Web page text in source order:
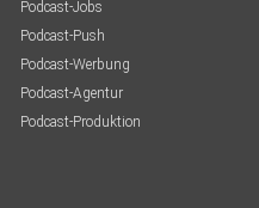
Podcast-Jobs
Podcast-Push
Podcast-Werbung
Podcast-Agentur
Podcast-Produktion